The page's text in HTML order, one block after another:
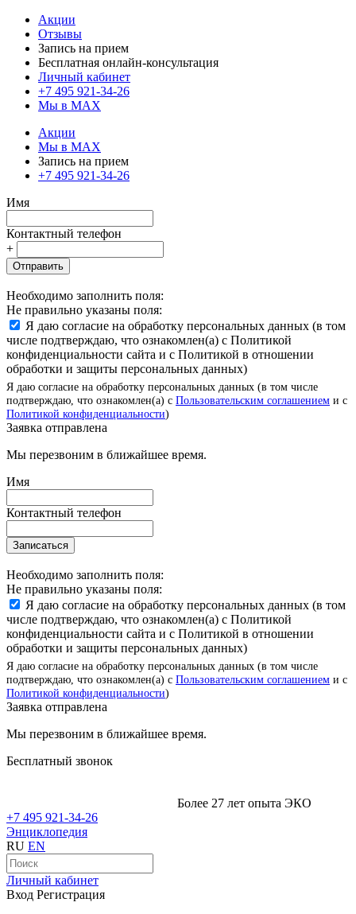
Акции
Отзывы
Запись на прием
Бесплатная онлайн-консультация
Личный кабинет
+7 495 921-34-26
Мы в MAX
Акции
Мы в MAX
Запись на прием
+7 495 921-34-26
Имя
Контактный телефон
+
Отправить
Необходимо заполнить поля:
Не правильно указаны поля:
Я даю согласие на обработку персональных данных (в том
числе подтверждаю, что ознакомлен(а) с Политикой
конфиденциальности сайта и с Политикой в отношении
обработки и защиты персональных данных)
Я даю согласие на обработку персональных данных (в том числе
подтверждаю, что ознакомлен(а) с Пользовательским соглашением и с
Политикой конфиденциальности)
Заявка отправлена
Мы перезвоним в ближайшее время.
Имя
Контактный телефон
Записаться
Необходимо заполнить поля:
Не правильно указаны поля:
Я даю согласие на обработку персональных данных (в том
числе подтверждаю, что ознакомлен(а) с Политикой
конфиденциальности сайта и с Политикой в отношении
обработки и защиты персональных данных)
Я даю согласие на обработку персональных данных (в том числе
подтверждаю, что ознакомлен(а) с Пользовательским соглашением и с
Политикой конфиденциальности)
Заявка отправлена
Мы перезвоним в ближайшее время.
Бесплатный звонок
Более 27 лет опыта ЭКО
+7 495 921-34-26
Энциклопедия
RU EN
Личный кабинет
Вход Регистрация